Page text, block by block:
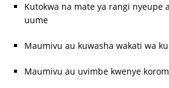
Kutokwa na mate ya rangi nyeupe
uume
Maumivu au kuwasha wakati wa
Maumivu au uvimbe kwenye